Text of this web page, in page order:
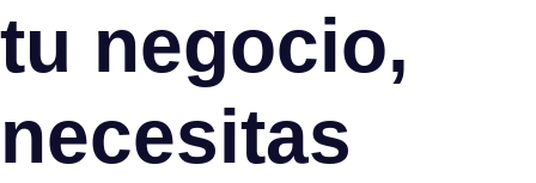
tu negocio,
necesitas